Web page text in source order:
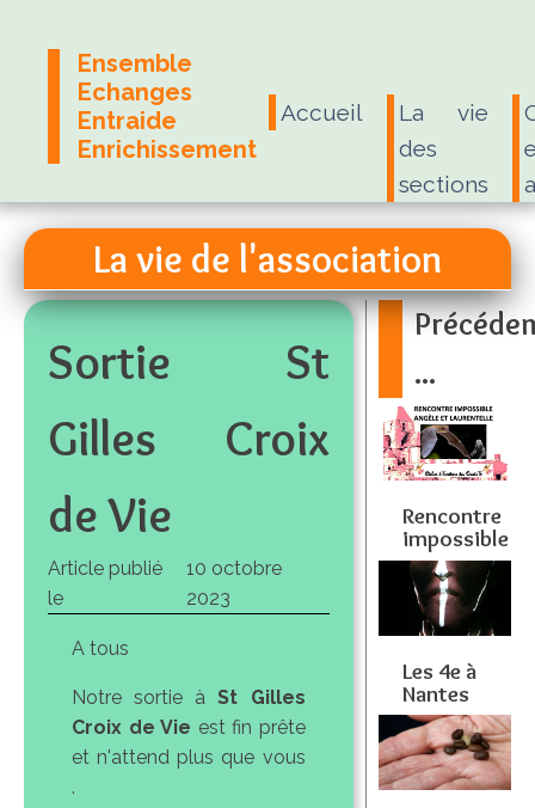
Ensemble
Echanges
Entraide
Enrichissement
Accueil
La vie
des
sections
La vie de l'association
Sortie St
Gilles Croix
de Vie
Article publié
le
10 octobre
2023
A tous
Notre sortie àSt Gilles
Croix de Vie est fin prête
et n'attend plus que vous
.
...
Rencontre
impossible
Les 4e à
Nantes